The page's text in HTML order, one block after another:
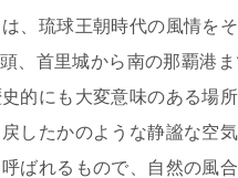
、琉球王朝時代の風情を
、首里城から南の那覇港
的にも大変意味のある場
したかのような静謐な空気
ばれるもので、自然の風